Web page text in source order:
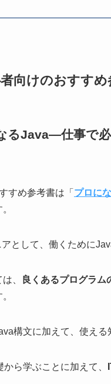
向けのおすすめ
るJava―仕事で
すめ参考書は「 プロに
アとして、働くために
、 良くあるプログラ
構文に加えて、使える
ら学ぶことに加えて、